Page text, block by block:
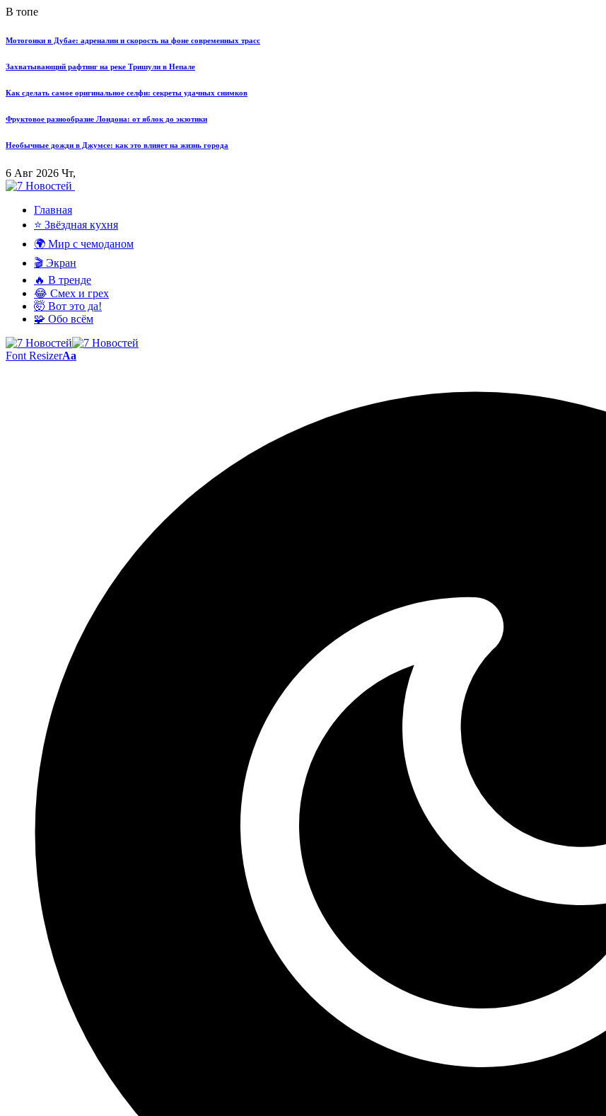
В топе
Мотогонки в Дубае: адреналин и скорость на фоне современных трасс
Захватывающий рафтинг на реке Тришули в Непале
Как сделать самое оригинальное селфи: секреты удачных снимков
Фруктовое разнообразие Лондона: от яблок до экзотики
Необычные дожди в Джумсе: как это влияет на жизнь города
6 Авг 2026 Чт,
Главная
⭐ Звёздная кухня
🌍 Мир с чемоданом
🎬 Экран
🔥 В тренде
😂 Смех и грех
🤯 Вот это да!
🧩 Обо всём
Font ResizerAa